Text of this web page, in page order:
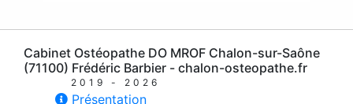
Cabinet Ostéopathe DO MROF Chalon-sur-Saône
(71100) Frédéric Barbier - chalon-osteopathe.fr
2019 - 2026
Présentation